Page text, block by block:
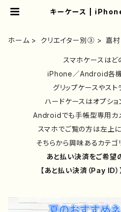
キーケース |
貨屋アリ
ホーム クリエイター別③ 嘉
スマホケースはど
iPhone／Android各
グリップケースやスト
ハードケースはオプシ
Androidでも手帳型専用カ
スマホでご覧の方は左上
そちらから興味あるカテゴ
あと払い決済をご希望
【あと払い決済（Pay ID）